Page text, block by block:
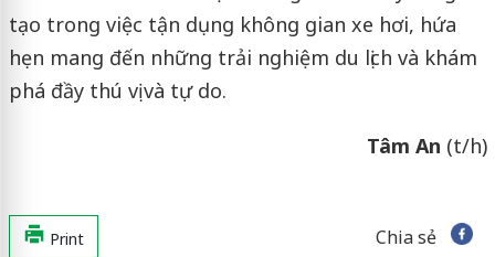
tạo trong việc tận dụng không gian xe hơi, hứa
hẹn mang đến những trải nghiệm du lịch và khám
phá đầy thú vị và tự do.
Tâm An (t/h)
Print Chia sẻ